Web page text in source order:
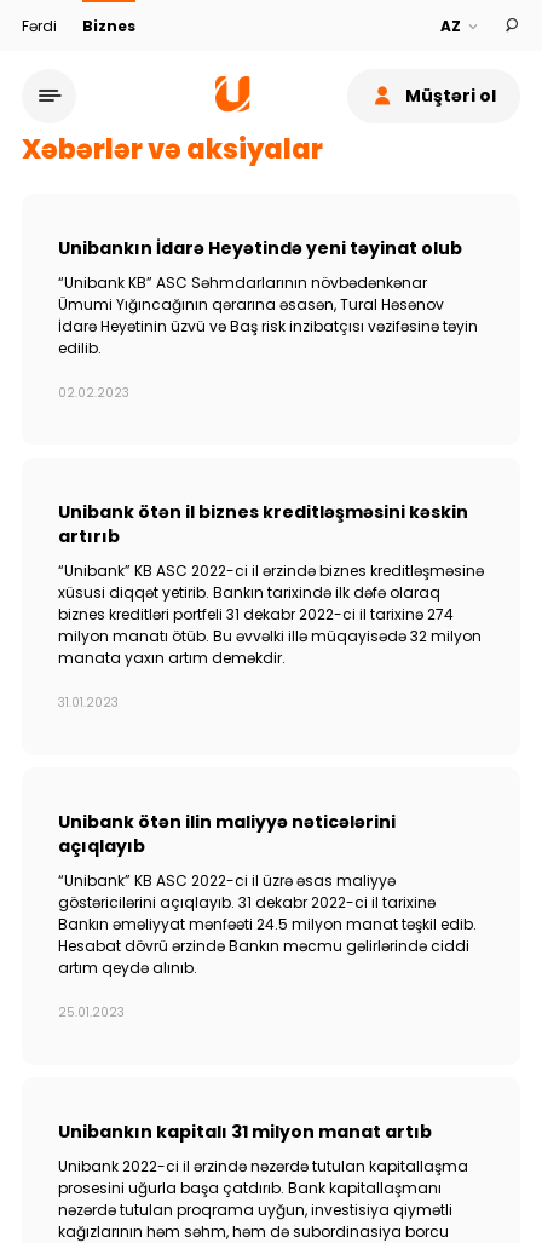
Fərdi Biznes
Müştəri ol
Xidmət şəbəkəsi
İnsan Resursları
Əlaqə və təkliflər
Xəbərlər və aksiyalar
Unibankın İdarə Heyətində yeni təyinat olub
“Unibank KB” ASC Səhmdarlarının növbədənkənar
Ümumi Yığıncağının qərarına əsasən, Tural Həsənov
İdarə Heyətinin üzvü və Baş risk inzibatçısı vəzifəsinə təyin
edilib.
02.02.2023
Unibank ötən il biznes kreditləşməsini kəskin
artırıb
“Unibank” KB ASC 2022-ci il ərzində biznes kreditləşməsinə
xüsusi diqqət yetirib. Bankın tarixində ilk dəfə olaraq
biznes kreditləri portfeli 31 dekabr 2022-ci il tarixinə 274
milyon manatı ötüb. Bu əvvəlki illə müqayisədə 32 milyon
manata yaxın artım deməkdir.
31.01.2023
Unibank ötən ilin maliyyə nəticələrini
açıqlayıb
“Unibank” KB ASC 2022-ci il üzrə əsas maliyyə
göstəricilərini açıqlayıb. 31 dekabr 2022-ci il tarixinə
Bankın əməliyyat mənfəəti 24.5 milyon manat təşkil edib.
Hesabat dövrü ərzində Bankın məcmu gəlirlərində ciddi
artım qeydə alınıb.
25.01.2023
Unibankın kapitalı 31 milyon manat artıb
Unibank 2022-ci il ərzində nəzərdə tutulan kapitallaşma
prosesini uğurla başa çatdırıb. Bank kapitallaşmanı
nəzərdə tutulan proqrama uyğun, investisiya qiymətli
kağızlarının həm səhm, həm də subordinasiya borcu